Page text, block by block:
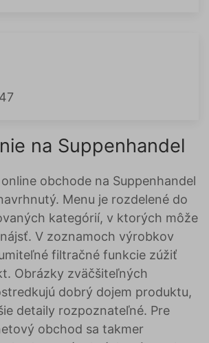
na Suppenhandel
obchode na Suppenhandel
Menu je rozdelené do
kategórií, v ktorých môže
V zoznamoch výrobkov
filtračné funkcie zúžiť
Obrázky zväčšiteľných
dobrý dojem produktu,
detaily rozpoznateľné. Pre
obchod sa takmer